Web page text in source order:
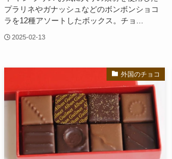
プラリネやガナッシュなどのボンボンショコ
ラを12種アソートしたボックス。チョ...
2025-02-13
外国のチョコ